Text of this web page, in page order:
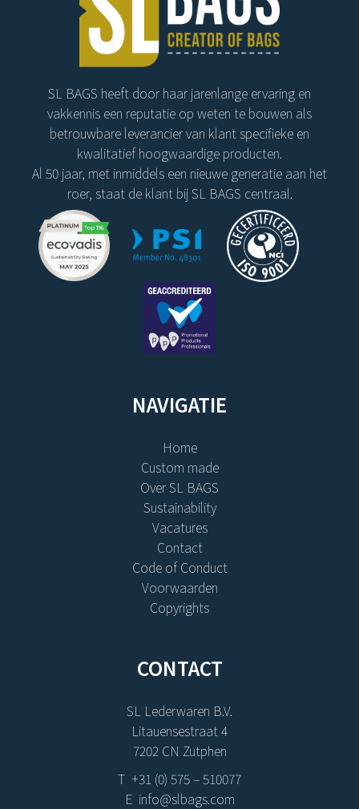
SL BAGS heeft door haar jarenlange ervaring en
vakkennis een reputatie op weten te bouwen als
betrouwbare leverancier van klant specifieke en
kwalitatief hoogwaardige producten.
Al 50 jaar, met inmiddels een nieuwe generatie aan het
roer, staat de klant bij SL BAGS centraal.
NAVIGATIE
Home
Custom made
Over SL BAGS
Sustainability
Vacatures
Contact
Code of Conduct
Voorwaarden
Copyrights
CONTACT
SL Lederwaren B.V.
Litauensestraat 4
7202 CN Zutphen
T +31 (0) 575 – 510077
E info@slbags.com